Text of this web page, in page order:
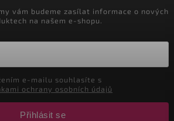
vám budeme zasílat informace o nových
na našem e-shopu.
ochrany osobních údajů
Přihlásit se